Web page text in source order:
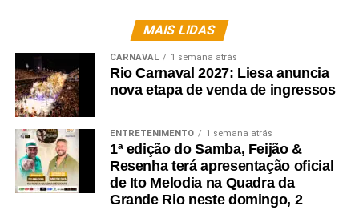
Claudia Leitte
O marco reforça a relevância de Claudia Leitte no cenário
MAIS LIDAS
CARNAVAL 1 semana atrás
Rio Carnaval 2027: Liesa anuncia
nova etapa de venda de ingressos
ENTRETENIMENTO 1 semana atrás
1ª edição do Samba, Feijão &
Resenha terá apresentação oficial
de Ito Melodia na Quadra da
Grande Rio neste domingo, 2